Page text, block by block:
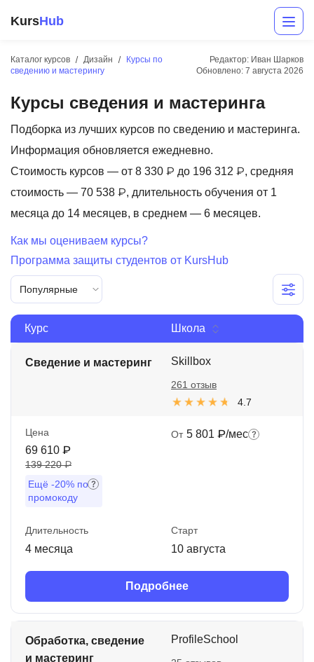
KursHub
Каталог курсов Дизайн
Курсы по
сведению и мастерингу
Редактор: Иван Шарков
Обновлено: 7 августа 2026
Курсы сведения и мастеринга
Подборка из лучших курсов по сведению и мастеринга.
Информация обновляется ежедневно.
Стоимость курсов — от 8 330 ₽ до 196 312 ₽, средняя
стоимость — 70 538 ₽, длительность обучения от 1
месяца до 14 месяцев, в среднем — 6 месяцев.
Как мы оцениваем курсы?
Программа защиты студентов от KursHub
Популярные
Курс Школа
Сведение и мастеринг Skillbox
4.7
261 отзыв
Цена
69 610 ₽
139 220 ₽
Ещё -20% по
промокоду
От 5 801 ₽/мес
Длительность
4 месяца
Старт
10 августа
Подробнее
Обработка, сведение
и мастеринг
ProfileSchool
Разработка
Маркетинг
Дизайн
Аналитика
Менеджмент
Иностранные языки
Soft Skills
Акции и промокоды
Рейтинг онлайн-школ